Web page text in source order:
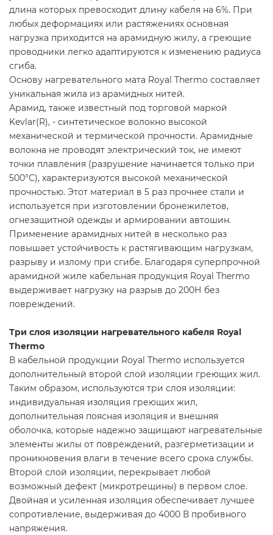
длина которых превосходит длину кабеля на 6%. При
любых деформациях или растяжениях основная
нагрузка приходится на арамидную жилу, а греющие
проводники легко адаптируются к изменению радиуса
сгиба.
Основу нагревательного мата Royal Thermo составляет
уникальная жила из арамидных нитей.
Арамид, также известный под торговой маркой
Kevlar(R), - синтетическое волокно высокой
механической и термической прочности. Арамидные
волокна не проводят электрический ток, не имеют
точки плавления (разрушение начинается только при
500°С), характеризуются высокой механической
прочностью. Этот материал в 5 раз прочнее стали и
используется при изготовлении бронежилетов,
огнезащитной одежды и армировании автошин.
Применение арамидных нитей в несколько раз
повышает устойчивость к растягивающим нагрузкам,
разрыву и излому при сгибе. Благодаря суперпрочной
арамидной жиле кабельная продукция Royal Thermo
выдерживает нагрузку на разрыв до 200Н без
повреждений.
Три слоя изоляции нагревательного кабеля Royal
Thermo
В кабельной продукции Royal Thermo используется
дополнительный второй слой изоляции греющих жил.
Таким образом, используются три слоя изоляции:
индивидуальная изоляция греющих жил,
дополнительная поясная изоляция и внешняя
оболочка, которые надежно защищают нагревательные
элементы жилы от повреждений, разгерметизации и
проникновения влаги в течение всего срока службы.
Второй слой изоляции, перекрывает любой
возможный дефект (микротрещины) в первом слое.
Двойная и усиленная изоляция обеспечивает лучшее
сопротивление, выдерживая до 4000 В пробивного
напряжения.